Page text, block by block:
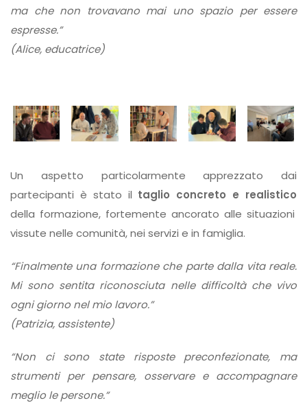
ma che non trovavano mai uno spazio per essere
espresse.”
(Alice, educatrice)
Un aspetto particolarmente apprezzato dai
partecipanti è stato il taglio concreto e realistico
della formazione, fortemente ancorato alle situazioni
vissute nelle comunità, nei servizi e in famiglia.
“Finalmente una formazione che parte dalla vita reale.
Mi sono sentita riconosciuta nelle difficoltà che vivo
ogni giorno nel mio lavoro.”
(Patrizia, assistente)
“Non ci sono state risposte preconfezionate, ma
strumenti per pensare, osservare e accompagnare
meglio le persone.”